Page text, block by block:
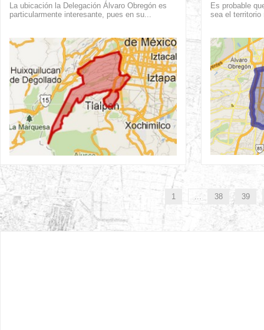
La ubicación la Delegación Álvaro Obregón es
particularmente interesante, pues en su...
Es probable
sea el
1
Comment
1 38 39